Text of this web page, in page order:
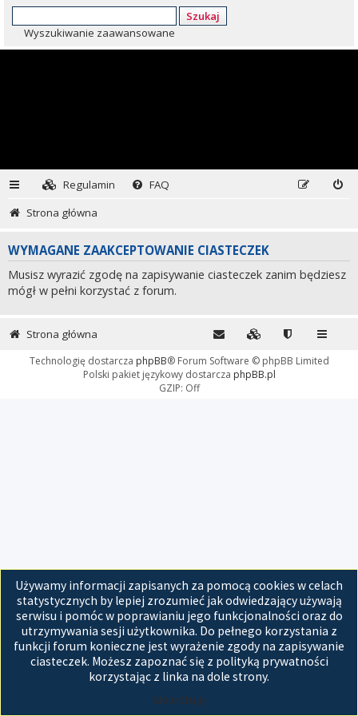
Szukaj
Wyszukiwanie zaawansowane
Regulamin
FAQ
Strona główna
WYMAGANE ZAAKCEPTOWANIE CIASTECZEK
Musisz wyrazić zgodę na zapisywanie ciasteczek zanim będziesz
mógł w pełni korzystać z forum.
Używamy informacji zapisanych za pomocą cookies w celach
statystycznych by lepiej zrozumieć jak odwiedzający używają
serwisu i pomóc w poprawianiu jego funkcjonalności oraz do
utrzymywania sesji użytkownika. Do pełnego korzystania z
funkcji forum konieczne jest wyrażenie zgody na zapisywanie
ciasteczek. Możesz zapoznać się z polityką prywatności
korzystając z linka na dole strony.
Akceptuję
Strona główna
Technologię dostarcza phpBB® Forum Software © phpBB Limited
Polski pakiet językowy dostarcza phpBB.pl
GZIP: Off